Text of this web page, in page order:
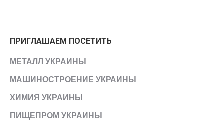
ПРИГЛАШАЕМ ПОСЕТИТЬ
МЕТАЛЛ УКРАИНЫ
МАШИНОСТРОЕНИЕ УКРАИНЫ
ХИМИЯ УКРАИНЫ
ПИЩЕПРОМ УКРАИНЫ